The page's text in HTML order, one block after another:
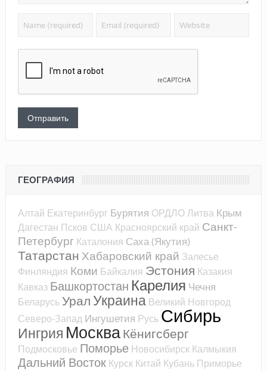
ГЕОГРАФИЯ
Алтай Екатеринбург Бурятия ОРДЛОЛитва Крым
Дагестан Псков США Красноярский край Санкт-
Петербург Каталония Саха (Якутия)
Татарстан Хабаровский край Залесье
Финляндия Коми Байкалия Эстония Казакия
Кавказ Башкортостан Карелия Чечня
Беларусь Урал Украина Великий Новгород
Северо-Запад Ингушетия Русь Сибирь
Ингрия МоскваКёнигсберг
Подмосковье Поморье Новосибирск Калмыкия
Дальний Восток Курск Китай Кубань Приморье